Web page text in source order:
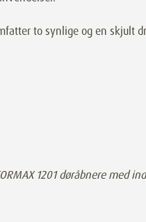
to synlige og en skjult
1201 døråbnere med